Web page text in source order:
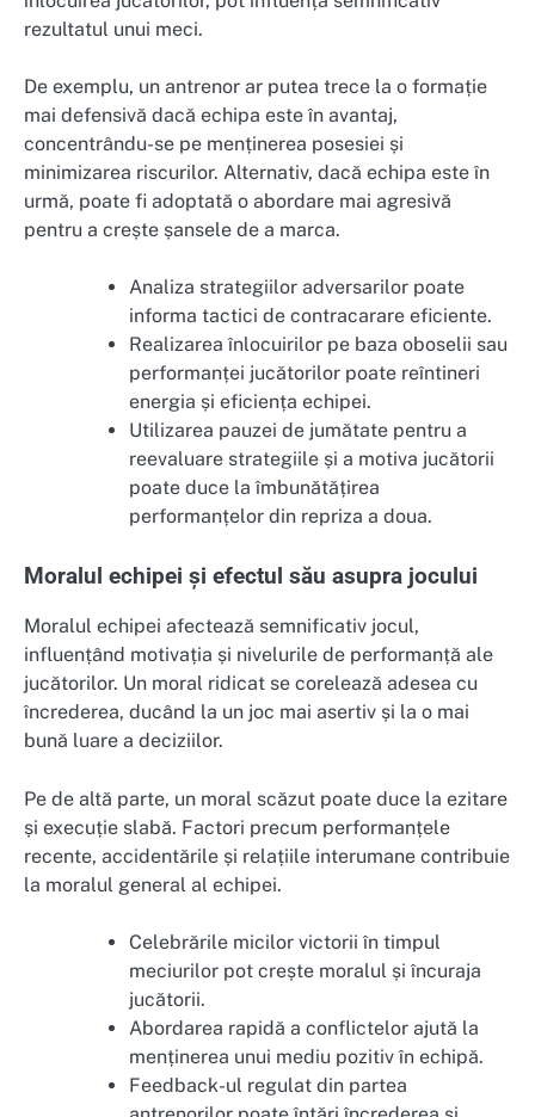
rezultatul unui meci.
De exemplu, un antrenor ar putea trece la o formație
mai defensivă dacă echipa este în avantaj,
concentrându-se pe menținerea posesiei și
minimizarea riscurilor. Alternativ, dacă echipa este în
urmă, poate fi adoptată o abordare mai agresivă
pentru a crește șansele de a marca.
Analiza strategiilor adversarilor poate
informa tactici de contracarare eficiente.
Realizarea înlocuirilor pe baza oboselii sau
performanței jucătorilor poate reîntineri
energia și eficiența echipei.
Utilizarea pauzei de jumătate pentru a
reevaluare strategiile și a motiva jucătorii
poate duce la îmbunătățirea
performanțelor din repriza a doua.
Moralul echipei și efectul său asupra jocului
Moralul echipei afectează semnificativ jocul,
influențând motivația și nivelurile de performanță ale
jucătorilor. Un moral ridicat se corelează adesea cu
încrederea, ducând la un joc mai asertiv și la o mai
bună luare a deciziilor.
Pe de altă parte, un moral scăzut poate duce la ezitare
și execuție slabă. Factori precum performanțele
recente, accidentările și relațiile interumane contribuie
la moralul general al echipei.
Celebrările micilor victorii în timpul
meciurilor pot crește moralul și încuraja
jucătorii.
Abordarea rapidă a conflictelor ajută la
menținerea unui mediu pozitiv în echipă.
Feedback-ul regulat din partea